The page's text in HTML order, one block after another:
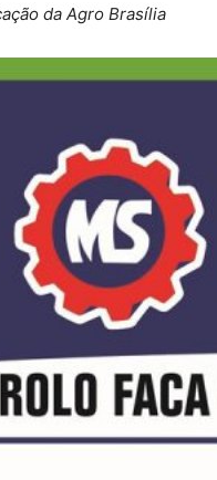
da Agro Brasília